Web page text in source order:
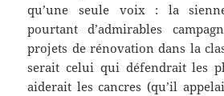
qu’une seule voix : la
pourtant d’admirables
projets de rénovation dans la
serait celui qui défendrait les
aiderait les cancres (qu’il